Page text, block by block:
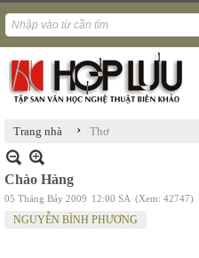
Trang nhà › Thơ
Chào Hàng
05 Tháng Bảy 2009 12:00 SA (Xem: 42747)
NGUYỄN BÌNH PHƯƠNG